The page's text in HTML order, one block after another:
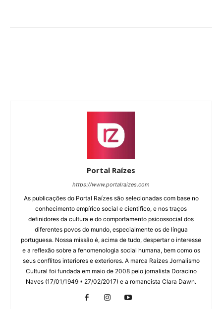
Portal Raízes
https://www.portalraizes.com
As publicações do Portal Raízes são selecionadas com base no
conhecimento empírico social e cientifico, e nos traços
definidores da cultura e do comportamento psicossocial dos
diferentes povos do mundo, especialmente os de língua
portuguesa. Nossa missão é, acima de tudo, despertar o interesse
e a reflexão sobre a fenomenologia social humana, bem como os
seus conflitos interiores e exteriores. A marca Raízes Jornalismo
Cultural foi fundada em maio de 2008 pelo jornalista Doracino
Naves (17/01/1949 * 27/02/2017) e a romancista Clara Dawn.